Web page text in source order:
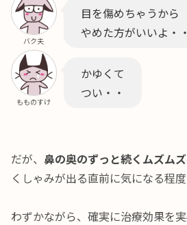
バク夫
目を傷めちゃうから
やめた方がいいよ・・
もものすけ
かゆくて
つい・・
だが、 鼻の奥のずっと続くムズム
くしゃみが出る直前に気になる程度
わずかながら、確実に治療効果を実